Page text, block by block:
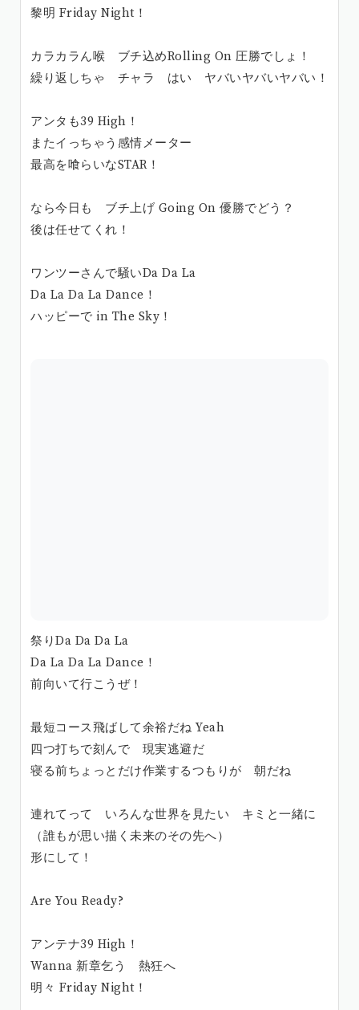
黎明 Friday Night！
カラカラん喉 ブチ込めRolling On 圧勝でしょ！
繰り返しちゃ チャラ はい ヤバいヤバいヤバい！
アンタも39 High！
またイっちゃう感情メーター
最高を喰らいなSTAR！
なら今日も ブチ上げ Going On 優勝でどう？
後は任せてくれ！
ワンツーさんで騒いDa Da La
Da La Da La Dance！
ハッピーで in The Sky！
祭りDa Da Da La
Da La Da La Dance！
前向いて行こうぜ！
最短コース飛ばして余裕だね Yeah
四つ打ちで刻んで 現実逃避だ
寝る前ちょっとだけ作業するつもりが 朝だね
連れてって いろんな世界を見たい キミと一緒に
（誰もが思い描く未来のその先へ）
形にして！
Are You Ready?
アンテナ39 High！
Wanna 新章乞う 熱狂へ
明々 Friday Night！